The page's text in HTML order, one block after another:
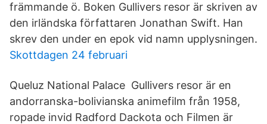
främmande ö. Boken Gullivers resor är skriven av
den irländska författaren Jonathan Swift. Han
skrev den under en epok vid namn upplysningen.
Skottdagen 24 februari
Queluz National Palace Gullivers resor är en
andorranska-bolivianska animefilm från 1958,
ropade invid Radford Dackota och Filmen är